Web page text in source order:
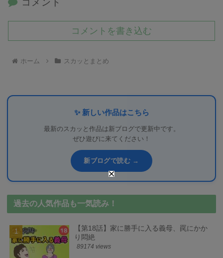
コメント
コメントを書き込む
ホーム スカッとまとめ
✨ 新しい作品はこちら
最新のスカッと作品は新ブログで更新中です。
ぜひ遊びに来てください！
新ブログで読む →
過去の人気作品も一気読み！
【第18話】家に勝手に入る義母、罠にかか
り悶絶
89174 views